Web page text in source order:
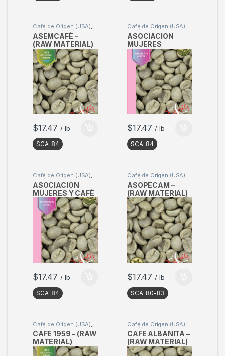
Café de Origen (USA),
Café en verde
ASEMCAFÈ –
(RAW MATERIAL)
Sample 2kg
$17.47 / lb
SCA: 84
Café de Origen (USA),
Café en verde
ASOCIACION
MUJERES
CAFETERAS –
(RAW MATERIAL)
Sample 2kg
$17.47 / lb
SCA: 84
Café de Origen (USA),
Café en verde
ASOCIACION
MUJERES Y CAFÈ
– (RAW
MATERIAL)
Sample 2 kg
$17.47 / lb
SCA: 84
Café de Origen (USA),
Café en verde
ASOPECAM –
(RAW MATERIAL)
Sample 2kg
$17.47 / lb
SCA: 80-83
Café de Origen (USA)
Café en verde
CAFÈ 1959 – (RAW
MATERIAL)
Café de Origen (USA)
Café en verde
CAFÈ ALBANITA –
(RAW MATERIAL)
Sample 2 kg